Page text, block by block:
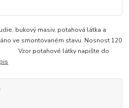
bukový masiv, potahová látka a
ve smontovaném stavu. Nosnost 120
potahové látky napište do